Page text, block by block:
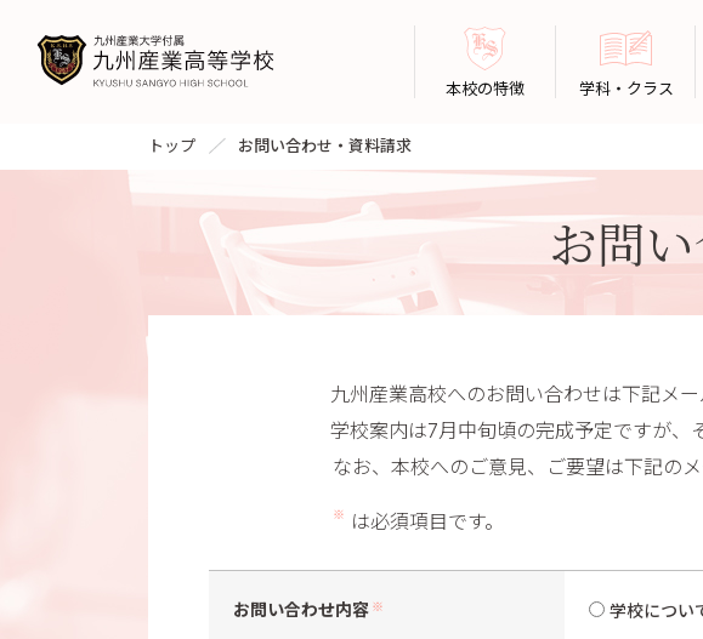
本校の特徴 学科・クラス
トップ お問い合わせ・資料請求
お問
九州産業高校へのお問い合わせは下記メ
学校案内は7月中旬頃の完成予定ですが、
なお、本校へのご意見、ご要望は下記の
※ は必須項目です。
お問い合わせ内容 ※ 学校につい